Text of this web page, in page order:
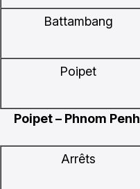
Battambang
Poipet
Poipet – Phnom Penh
Arrêts